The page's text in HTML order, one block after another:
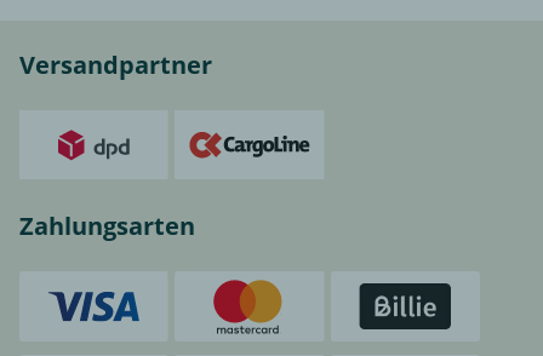
Versandpartner
Zahlungsarten